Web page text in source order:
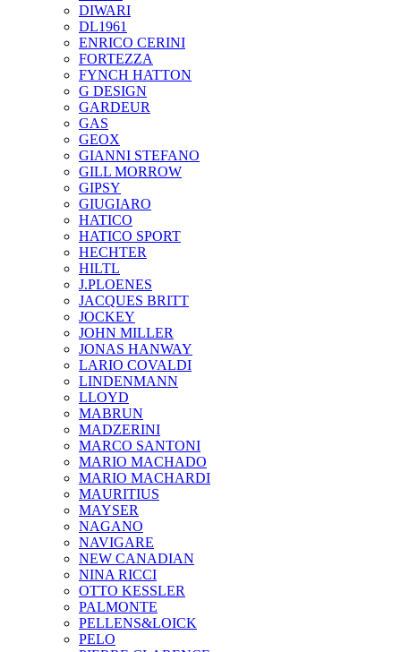
DIWARI
DL1961
ENRICO CERINI
FORTEZZA
FYNCH HATTON
G DESIGN
GARDEUR
GAS
GEOX
GIANNI STEFANO
GILL MORROW
GIPSY
GIUGIARO
HATICO
HATICO SPORT
HECHTER
HILTL
J.PLOENES
JAСQUES BRITT
JOCKEY
JOHN MILLER
JONAS HANWAY
LARIO COVALDI
LINDENMANN
LLOYD
MABRUN
MADZERINI
MARCO SANTONI
MARIO MACHADO
MARIO MACHARDI
MAURITIUS
MAYSER
NAGANO
NAVIGARE
NEW CANADIAN
NINA RICCI
OTTO KESSLER
PALMONTE
PELLENS&LOICK
PELO